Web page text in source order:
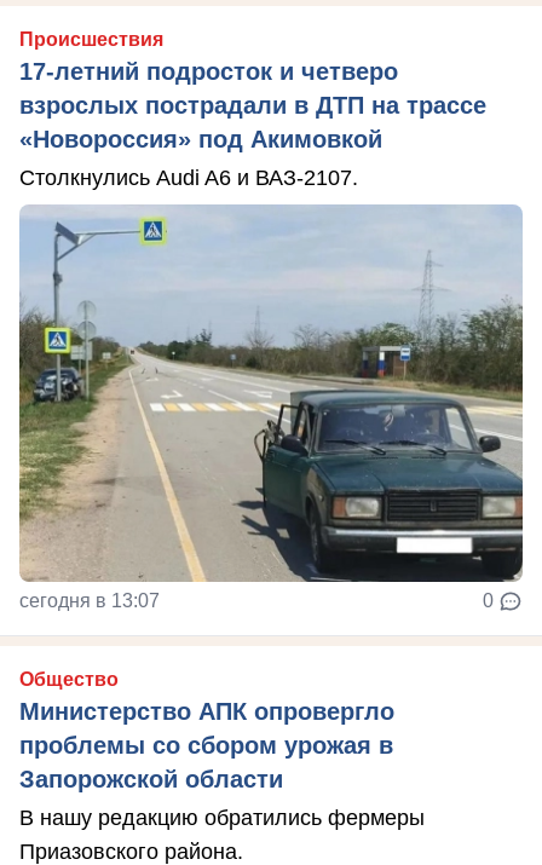
Происшествия
17-летний подросток и четверо
взрослых пострадали в ДТП на трассе
«Новороссия» под Акимовкой
Столкнулись Audi A6 и ВАЗ-2107.
сегодня в 13:07 0
Общество
Министерство АПК опровергло
проблемы со сбором урожая в
Запорожской области
В нашу редакцию обратились фермеры
Приазовского района.